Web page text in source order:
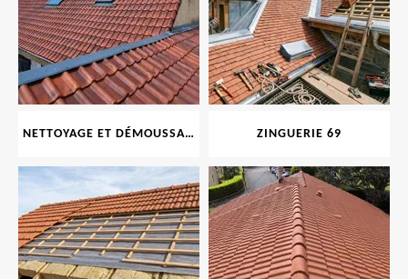
NETTOYAGE ET DÉMOUSSAGE DE TOITURE ET FAÇADE 69 ZINGUERIE 69